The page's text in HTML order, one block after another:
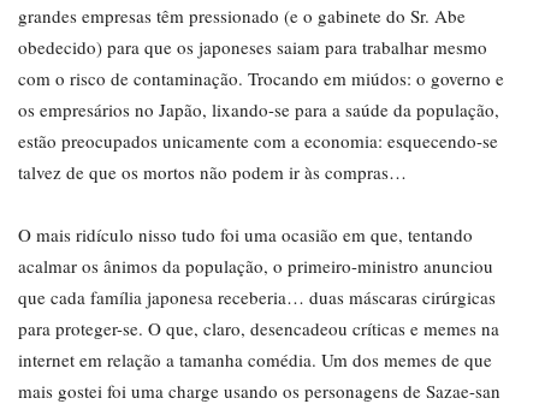
grandes empresas têm pressionado (e o gabinete do Sr. Abe
obedecido) para que os japoneses saiam para trabalhar mesmo
com o risco de contaminação. Trocando em miúdos: o governo e
os empresários no Japão, lixando-se para a saúde da população,
estão preocupados unicamente com a economia: esquecendo-se
talvez de que os mortos não podem ir às compras…
O mais ridículo nisso tudo foi uma ocasião em que, tentando
acalmar os ânimos da população, o primeiro-ministro anunciou
que cada família japonesa receberia… duas máscaras cirúrgicas
para proteger-se. O que, claro, desencadeou críticas e memes na
internet em relação a tamanha comédia. Um dos memes de que
mais gostei foi uma charge usando os personagens de Sazae-san